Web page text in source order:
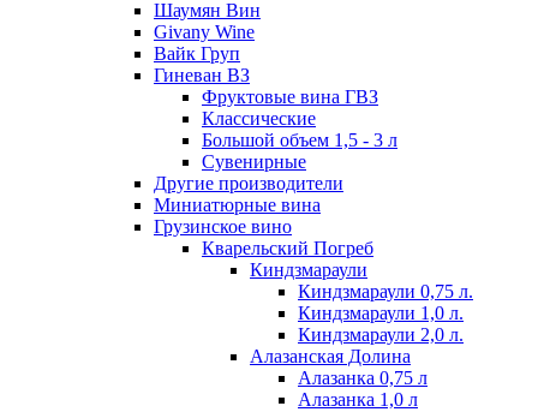
Шаумян Вин
Givany Wine
Вайк Груп
Гиневан ВЗ
Фруктовые вина ГВЗ
Классические
Большой объем 1,5 - 3 л
Сувенирные
Другие производители
Миниатюрные вина
Грузинское вино
Кварельский Погреб
Киндзмараули
Киндзмараули 0,75 л.
Киндзмараули 1,0 л.
Киндзмараули 2,0 л.
Алазанская Долина
Алазанка 0,75 л
Алазанка 1,0 л